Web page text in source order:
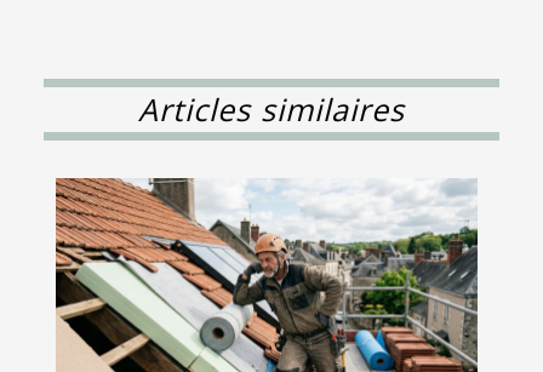
Articles similaires